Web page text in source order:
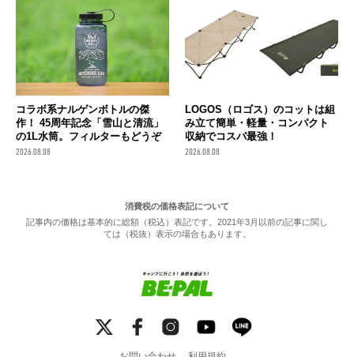
コラボ系ナルゲンボトルの傑
作！ 45周年記念「雪山と清流」
の1L水筒。フィルターもどうぞ
2026.08.08
LOGOS（ロゴス）のコットは組
み立て簡単・軽量・コンパクト
収納でコスパ最強！
2026.08.08
消費税の価格表記について
記事内の価格は基本的に総額（税込）表記です。2021年3月以前の記事に関し
ては（税抜）表示の場合もあります。